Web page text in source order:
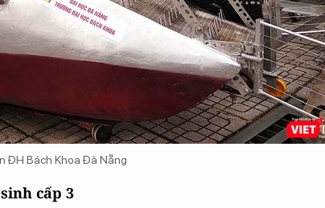
ĐH Bách Khoa Đà Nẵng
cấp 3